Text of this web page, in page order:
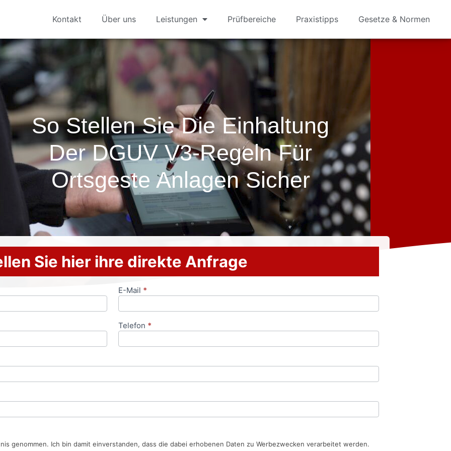
Kontakt Über uns Leistungen Prüfbereiche Praxistipps Gesetze & Normen
So Stellen Sie Die Einhaltung
Der DGUV V3-Regeln Für
Ortsgeste Anlagen Sicher
Sie hier ihre direkte Anfrage
E-Mail *
Telefon *
genommen. Ich bin damit einverstanden, dass die dabei erhobenen Daten zu Werbezwecken verarbeitet werden.